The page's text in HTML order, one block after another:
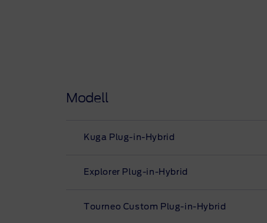
Modell
Kuga Plug-in-Hybrid
Explorer Plug-in-Hybrid
Tourneo Custom Plug-in-Hybrid